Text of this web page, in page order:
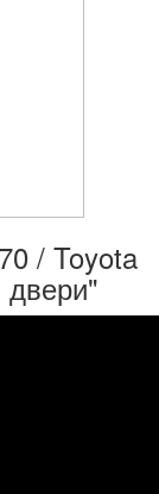
/ Toyota